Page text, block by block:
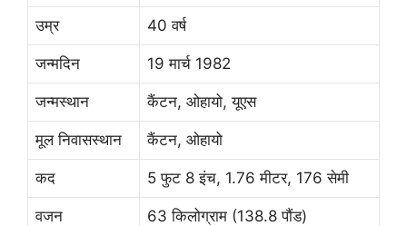
उम्र 40 वर्ष
जन्मदिन 19 मार्च 1982
जन्मस्थान कैंटन, ओहायो, यूएस
मूल निवासस्थान कैंटन, ओहायो
कद 5 फुट 8 इंच, 1.76 मीटर, 176 सेमी
वजन 63 किलोग्राम (138.8 पौंड)